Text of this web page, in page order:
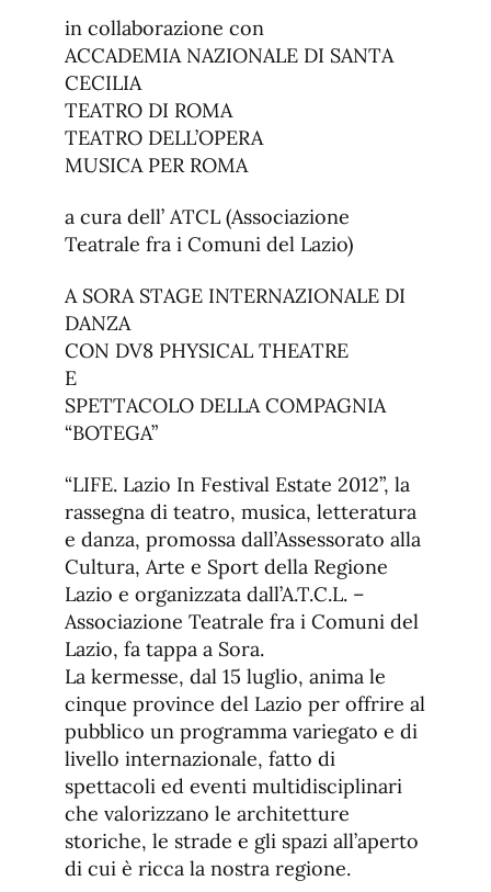
in collaborazione con
ACCADEMIA NAZIONALE DI SANTA
CECILIA
TEATRO DI ROMA
TEATRO DELL’OPERA
MUSICA PER ROMA
a cura dell’ ATCL (Associazione
Teatrale fra i Comuni del Lazio)
A SORA STAGE INTERNAZIONALE DI
DANZA
CON DV8 PHYSICAL THEATRE
E
SPETTACOLO DELLA COMPAGNIA
“BOTEGA”
“LIFE. Lazio In Festival Estate 2012”, la
rassegna di teatro, musica, letteratura
e danza, promossa dall’Assessorato alla
Cultura, Arte e Sport della Regione
Lazio e organizzata dall’A.T.C.L. –
Associazione Teatrale fra i Comuni del
Lazio, fa tappa a Sora.
La kermesse, dal 15 luglio, anima le
cinque province del Lazio per offrire al
pubblico un programma variegato e di
livello internazionale, fatto di
spettacoli ed eventi multidisciplinari
che valorizzano le architetture
storiche, le strade e gli spazi all’aperto
di cui è ricca la nostra regione.